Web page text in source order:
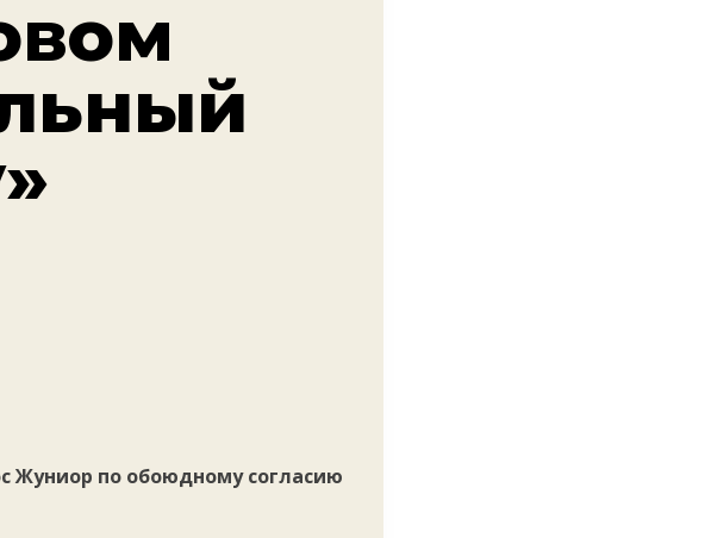
Жуниор по обоюдному согласию